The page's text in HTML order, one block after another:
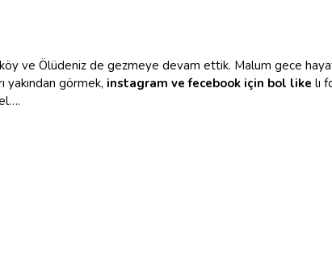
ve Ölüdeniz de gezmeye devam ettik. Malum gece
yakından görmek, instagram ve fecebook için bol like lı